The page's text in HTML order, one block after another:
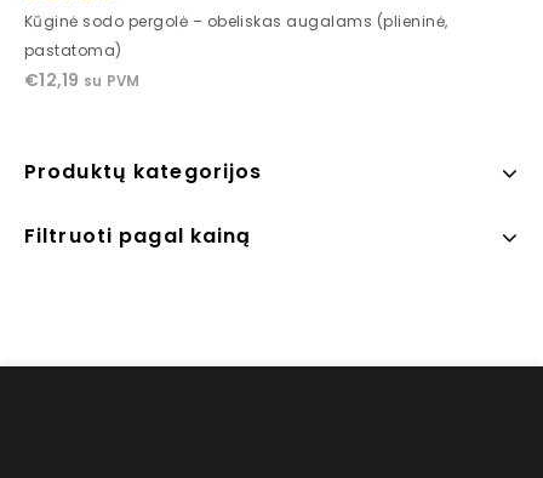
0
of
5
Kūginė sodo pergolė – obeliskas augalams (plieninė,
pastatoma)
€12,19 su PVM
Produktų kategorijos
Filtruoti pagal kainą